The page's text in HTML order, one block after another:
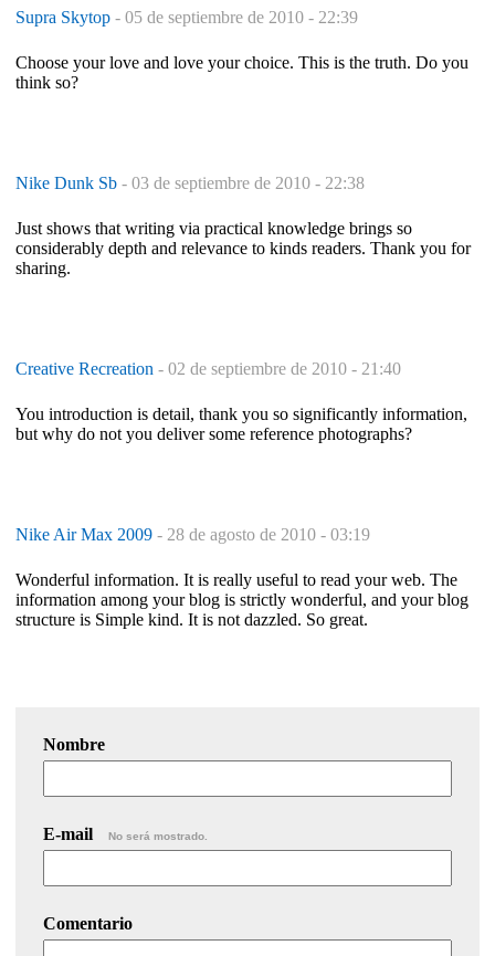
Supra Skytop - 05 de septiembre de 2010 - 22:39
Choose your love and love your choice. This is the truth. Do you
think so?
Nike Dunk Sb - 03 de septiembre de 2010 - 22:38
Just shows that writing via practical knowledge brings so
considerably depth and relevance to kinds readers. Thank you for
sharing.
Creative Recreation - 02 de septiembre de 2010 - 21:40
You introduction is detail, thank you so significantly information,
but why do not you deliver some reference photographs?
Nike Air Max 2009 - 28 de agosto de 2010 - 03:19
Wonderful information. It is really useful to read your web. The
information among your blog is strictly wonderful, and your blog
structure is Simple kind. It is not dazzled. So great.
Nombre
E-mail No será mostrado.
Comentario